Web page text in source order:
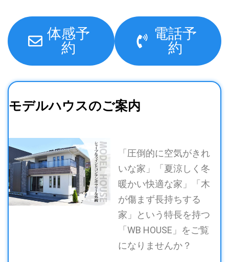
体感予
約
電話予
約
モデルハウスのご案内
「圧倒的に空気がきれ
いな家」「夏涼しく冬
暖かい快適な家」「木
が傷まず長持ちする
家」という特長を持つ
「WB HOUSE」をご覧
になりませんか？